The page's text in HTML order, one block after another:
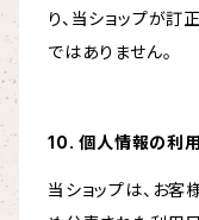
り、当ショップが
ではありません。
10. 個人情報の利
当ショップは、お客